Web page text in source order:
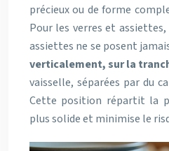
précieux ou de forme
Pour les verres et
assiettes ne se posent
verticalement, sur la
vaisselle, séparées par du
Cette position répartit la
plus solide et minimise le